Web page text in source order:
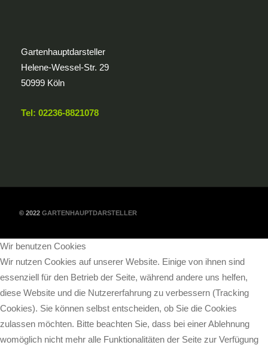
Gartenhauptdarsteller
Helene-Wessel-Str. 29
50999 Köln
Tel: 02236-8821078
© 2022 GARTENHAUPTDARSTELLER
Wir benutzen Cookies
Wir nutzen Cookies auf unserer Website. Einige von ihnen sind
essenziell für den Betrieb der Seite, während andere uns helfen,
diese Website und die Nutzererfahrung zu verbessern (Tracking
Cookies). Sie können selbst entscheiden, ob Sie die Cookies
zulassen möchten. Bitte beachten Sie, dass bei einer Ablehnung
womöglich nicht mehr alle Funktionalitäten der Seite zur Verfügung